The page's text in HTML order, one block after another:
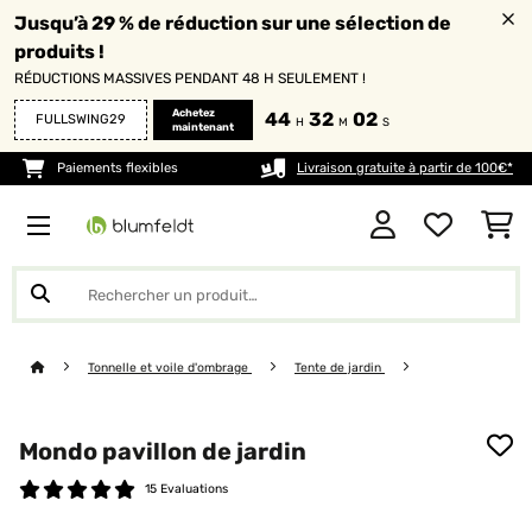
Jusqu’à 29 % de réduction sur une sélection de
produits !
RÉDUCTIONS MASSIVES PENDANT 48 H SEULEMENT !
FULLSWING29
Achetez
maintenant
44 H 32 M 02 S
Paiements flexibles Livraison gratuite à partir de 100€*
Tonnelle et voile d'ombrage Tente de jardin
Mondo pavillon de jardin
15 Evaluations